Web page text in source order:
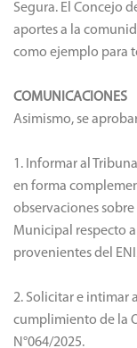
Segura. El Concejo
aportes a la
como ejemplo para
COMUNICACIONES
Asimismo, se
1. Informar al
en forma
observaciones
Municipal respecto
provenientes del
2. Solicitar e intimar
cumplimiento de la
N°064/2025.